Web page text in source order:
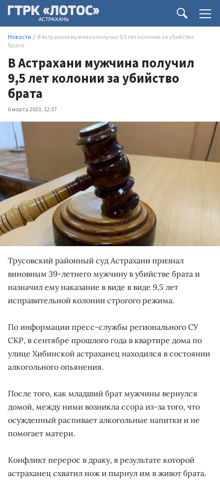
Новости
В Астрахани мужчина получил 9,5 лет колонии за убийство
брата
В Астрахани мужчина получил
9,5 лет колонии за убийство
брата
6 марта 2023, 12:37
Трусовский районный суд Астрахани признал
виновным 39-летнего мужчину в убийстве брата и
назначил ему наказание в виде в виде 9,5 лет
исправительной колонии строгого режима.
По информации пресс-службы регионального СУ
СКР, в сентябре прошлого года в квартире дома по
улице Хибинской астраханец находился в состоянии
алкогольного опьянения.
После того, как младший брат мужчины вернулся
домой, между ними возникла ссора из-за того, что
осужденный распивает алкогольные напитки и не
помогает матери.
Конфликт перерос в драку, в результате которой
астраханец схватил нож и пырнул им в живот брата.